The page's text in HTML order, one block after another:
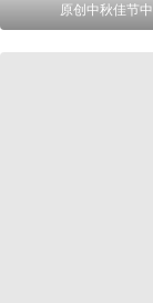
原创中秋佳节